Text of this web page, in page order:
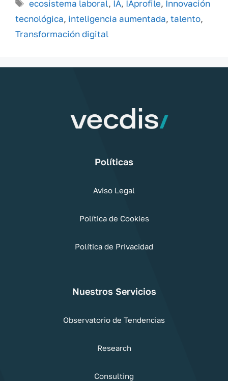
ecosistema laboral, IA, IAprofile, Innovación
tecnológica, inteligencia aumentada, talento,
Transformación digital
Políticas
Aviso Legal
Política de Cookies
Política de Privacidad
Nuestros Servicios
Observatorio de Tendencias
Research
Consulting